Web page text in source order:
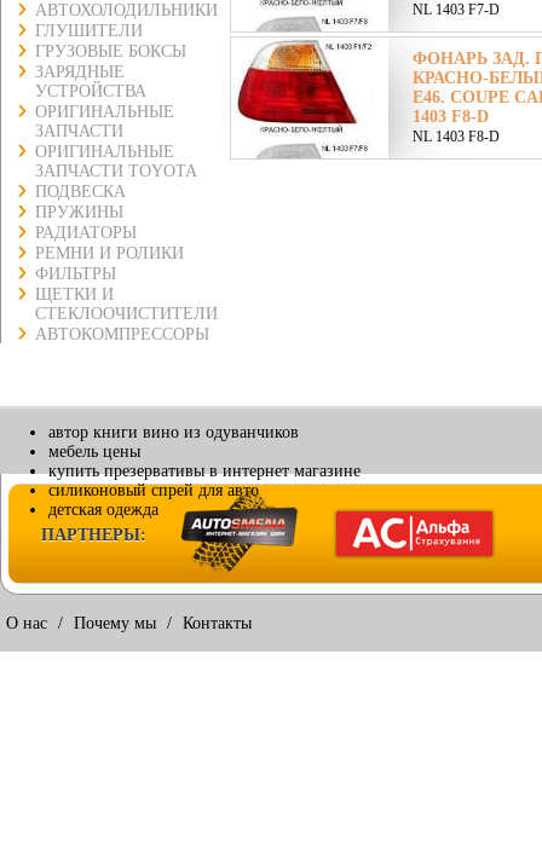
АВТОХОЛОДИЛЬНИКИ
ГЛУШИТЕЛИ
ГРУЗОВЫЕ БОКСЫ
ЗАРЯДНЫЕ
УСТРОЙСТВА
ОРИГИНАЛЬНЫЕ
ЗАПЧАСТИ
ОРИГИНАЛЬНЫЕ
ЗАПЧАСТИ TOYOTA
ПОДВЕСКА
ПРУЖИНЫ
РАДИАТОРЫ
РЕМНИ И РОЛИКИ
ФИЛЬТРЫ
ЩЕТКИ И
СТЕКЛООЧИСТИТЕЛИ
АВТОКОМПРЕССОРЫ
NL 1403 F7-D
ФОНАРЬ ЗАД.
КРАСНО-
E46. COUPE
1403 F8-D
NL 1403 F8-D
автор книги вино из одуванчиков
мебель цены
купить презервативы в интернет магазине
силиконовый спрей для авто
детская одежда
ПАРТНЕРЫ:
О нас / Почему мы / Контакты